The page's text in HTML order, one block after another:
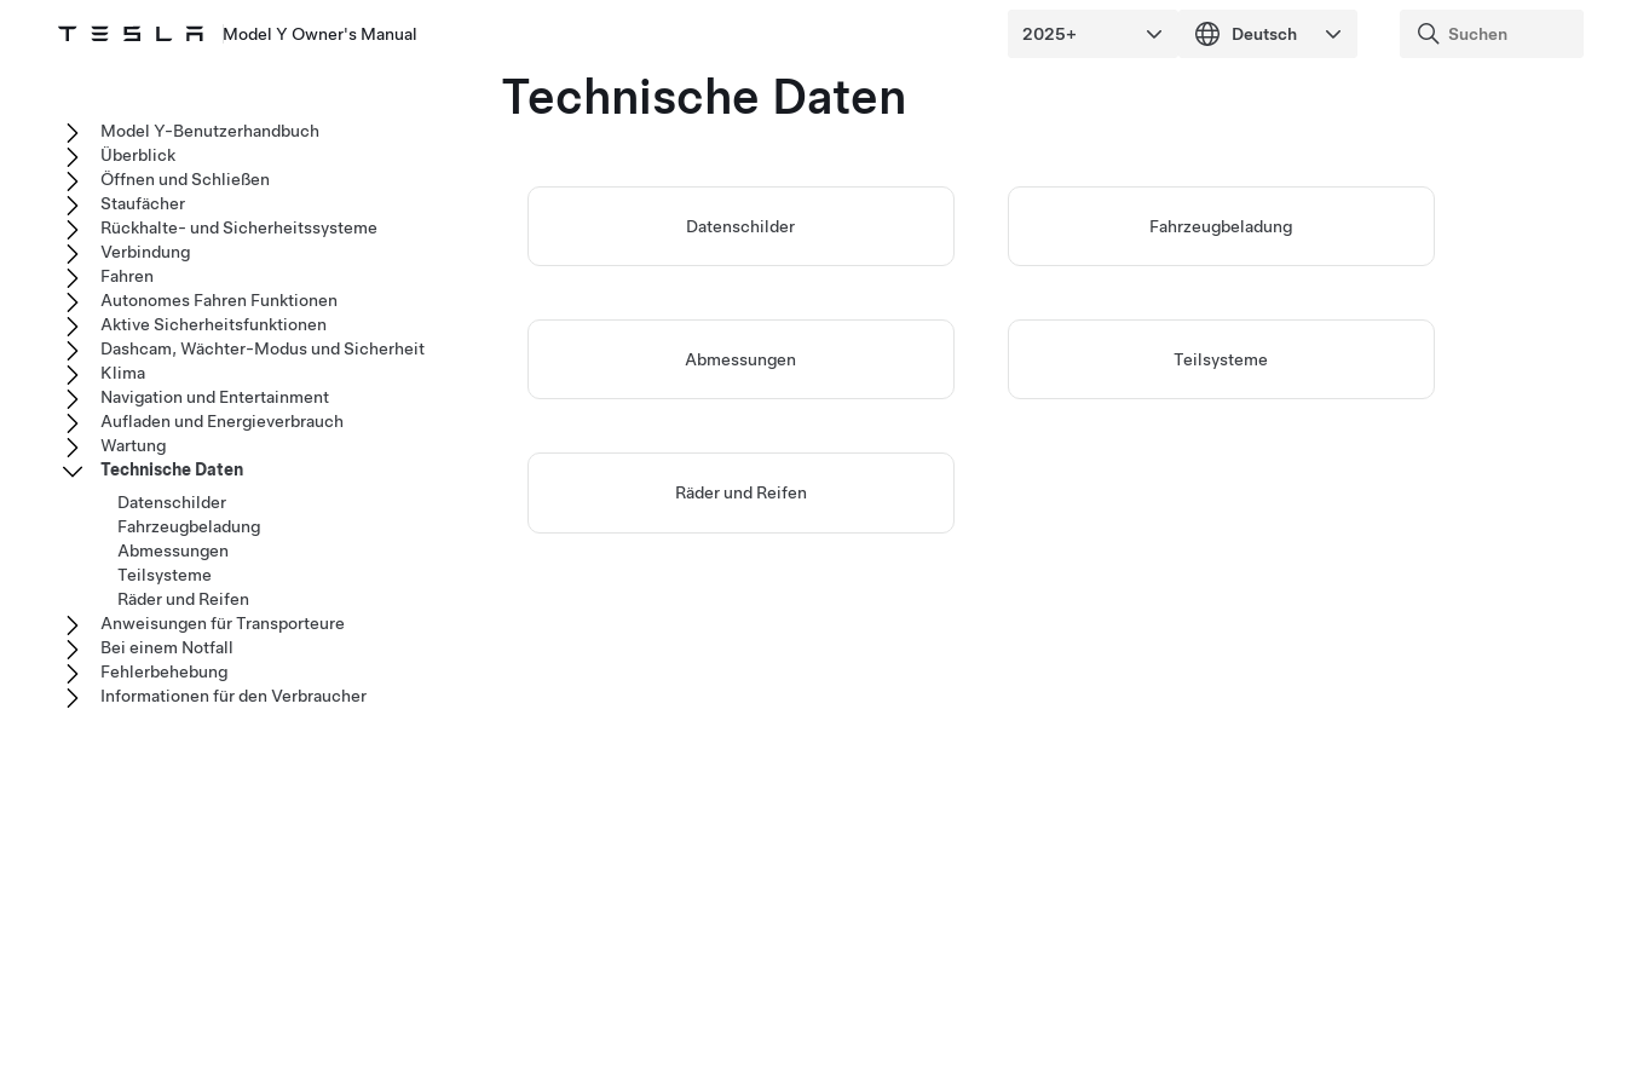
Model Y Owner's Manual
Technische Daten
Datenschilder Fahrzeugbeladung
Abmessungen Teilsysteme
Räder und Reifen
Model Y-Benutzerhandbuch
Überblick
Öffnen und Schließen
Staufächer
Rückhalte- und Sicherheitssysteme
Verbindung
Fahren
Autonomes Fahren Funktionen
Aktive Sicherheitsfunktionen
Dashcam, Wächter-Modus und Sicherheit
Klima
Navigation und Entertainment
Aufladen und Energieverbrauch
Wartung
Technische Daten
Datenschilder
Fahrzeugbeladung
Abmessungen
Teilsysteme
Räder und Reifen
Anweisungen für Transporteure
Bei einem Notfall
Fehlerbehebung
Informationen für den Verbraucher